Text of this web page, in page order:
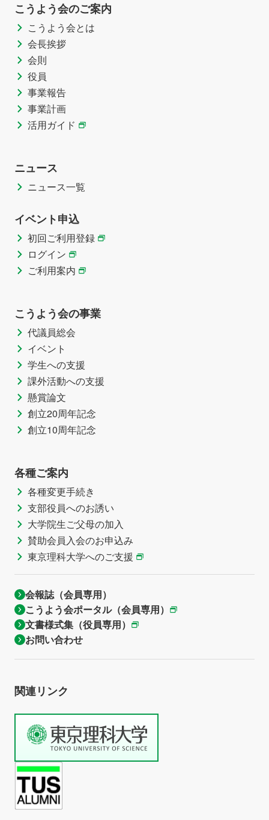
こうよう会のご案内
こうよう会とは
会長挨拶
会則
役員
事業報告
事業計画
活用ガイド
ニュース
ニュース一覧
イベント申込
初回ご利用登録
ログイン
ご利用案内
こうよう会の事業
代議員総会
イベント
学生への支援
課外活動への支援
懸賞論文
創立20周年記念
創立10周年記念
各種ご案内
各種変更手続き
支部役員へのお誘い
大学院生ご父母の加入
賛助会員入会のお申込み
東京理科大学へのご支援
会報誌（会員専用）
こうよう会ポータル（会員専用）
文書様式集（役員専用）
お問い合わせ
関連リンク